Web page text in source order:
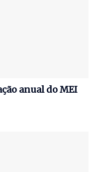
anual do MEI